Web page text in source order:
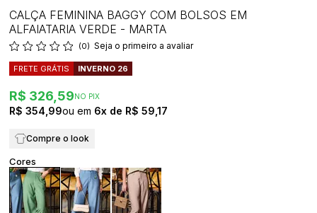
CALÇA FEMININA BAGGY COM BOLSOS EM
ALFAIATARIA VERDE - MARTA
(0) Seja o primeiro a avaliar
FRETE GRÁTIS INVERNO 26
R$ 326,59NO PIX
R$ 354,99 6x R$ 59,17
Compre o look